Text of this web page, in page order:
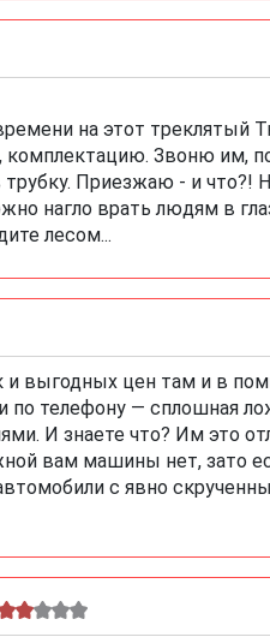
на этот треклятый
комплектацию. Звоню им,
трубку. Приезжаю - и
нагло врать людям в
лесом...
и выгодных цен там и в
по телефону — сплошная
И знаете что? Им это
вам машины нет, зато
с явно